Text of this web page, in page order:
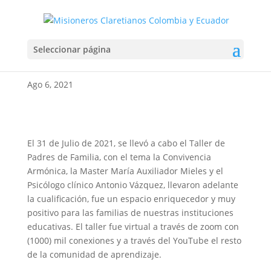
Seleccionar página
TALLER DE PADRES DE
FAMILIA
Ago 6, 2021
El 31 de Julio de 2021, se llevó a cabo el Taller de
Padres de Familia, con el tema la Convivencia
Armónica, la Master María Auxiliador Mieles y el
Psicólogo clínico Antonio Vázquez, llevaron adelante
la cualificación, fue un espacio enriquecedor y muy
positivo para las familias de nuestras instituciones
educativas. El taller fue virtual a través de zoom con
(1000) mil conexiones y a través del YouTube el resto
de la comunidad de aprendizaje.